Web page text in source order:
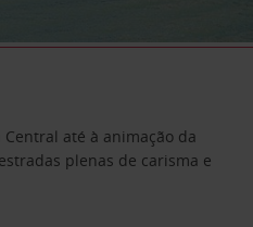
até à animação da
plenas de carisma e